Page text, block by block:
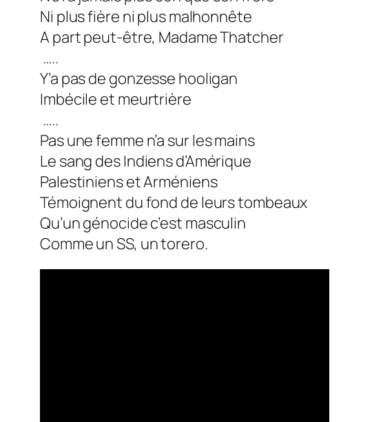
Ni plus fière ni plus malhonnête
A part peut-être, Madame Thatcher
…..
Y’a pas de gonzesse hooligan
Imbécile et meurtrière
…..
Pas une femme n’a sur les mains
Le sang des Indiens d’Amérique
Palestiniens et Arméniens
Témoignent du fond de leurs tombeaux
Qu’un génocide c’est masculin
Comme un SS, un torero.